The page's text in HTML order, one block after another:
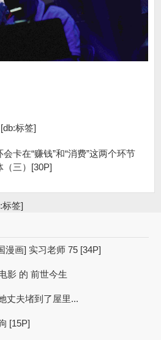
[db:标签]
卡在“赚钱”和“消费”这两个环节
（三）[30P]
标签]
漫画] 实习老师 75 [34P]
影 的 前世今生
丈夫堵到了屋里...
[15P]